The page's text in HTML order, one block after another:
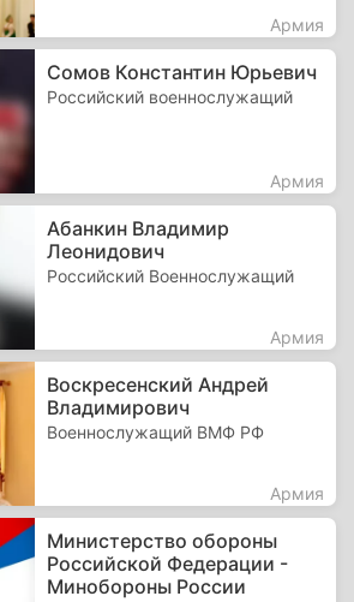
Армия
Сомов Константин Юрьевич
Российский военнослужащий
Армия
Абанкин Владимир
Леонидович
Российский Военнослужащий
Армия
Воскресенский Андрей
Владимирович
Военнослужащий ВМФ РФ
Армия
Министерство обороны
Российской Федерации -
Минобороны России